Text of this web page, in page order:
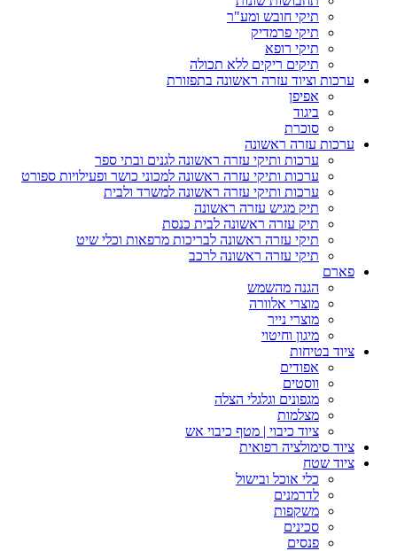
תיקי חובש ומע"ר
תיקי פרמדיק
תיקי רופא
תיקים ריקים ללא תכולה
ערכות וציוד עזרה ראשונה בתפזורת
אפיפן
ביגוד
סוכרת
ערכות עזרה ראשונה
ערכות ותיקי עזרה ראשונה לגנים ובתי ספר
ערכות ותיקי עזרה ראשונה למכוני כושר ופעילויות ספורט
ערכות ותיקי עזרה ראשונה למשרד ולבית
תיק מגיש עזרה ראשונה
תיק עזרה ראשונה לבית כנסת
תיקי עזרה ראשונה לבריכות מרפאות וכלי שיט
תיקי עזרה ראשונה לרכב
פארם
הגנה מהשמש
מוצרי אלוורה
מוצרי נייר
מיגון וחיטוי
ציוד בטיחות
אפודים
ווסטים
מגפונים וגלגלי הצלה
מצלמות
ציוד כיבוי | מטף כיבוי אש
ציוד סימולציה רפואית
ציוד שטח
כלי אוכל ובישול
לדרמנים
משקפות
סכינים
פנסים